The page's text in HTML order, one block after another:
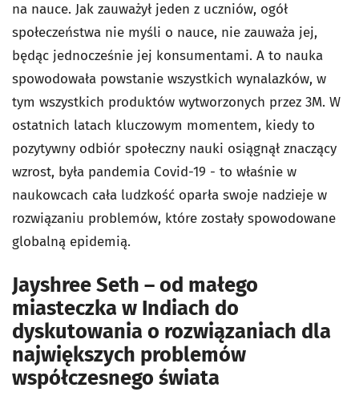
na nauce. Jak zauważył jeden z uczniów, ogół
społeczeństwa nie myśli o nauce, nie zauważa jej,
będąc jednocześnie jej konsumentami. A to nauka
spowodowała powstanie wszystkich wynalazków, w
tym wszystkich produktów wytworzonych przez 3M. W
ostatnich latach kluczowym momentem, kiedy to
pozytywny odbiór społeczny nauki osiągnął znaczący
wzrost, była pandemia Covid-19 - to właśnie w
naukowcach cała ludzkość oparła swoje nadzieje w
rozwiązaniu problemów, które zostały spowodowane
globalną epidemią.
Jayshree Seth – od małego
miasteczka w Indiach do
dyskutowania o rozwiązaniach dla
największych problemów
współczesnego świata